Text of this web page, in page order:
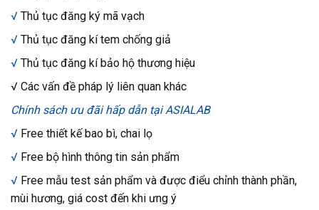
√ Thủ tục đăng ký mã vạch
√ Thủ tục đăng kí tem chống giả
√ Thủ tục đăng kí bảo hộ thương hiệu
√ Các vấn đề pháp lý liên quan khác
Chính sách ưu đãi hấp dẫn tại ASIALAB
√ Free thiết kế bao bì, chai lọ
√ Free bộ hình thông tin sản phẩm
√ Free mẫu test sản phẩm và được điểu chỉnh thành phần,
mùi hương, giá cost đến khi ưng ý